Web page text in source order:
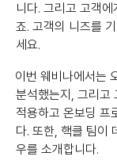
니다. 그리고 고객
죠. 고객의 니즈를
세요.
이번 웨비나에서는
분석했는지, 그리고
적용하고 온보딩 프
다. 또한, 핵클 팀이
우를 소개합니다.